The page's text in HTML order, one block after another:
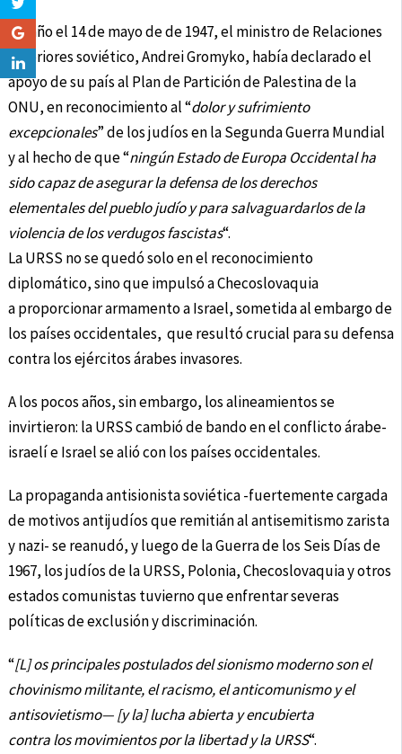
Un año el 14 de mayo de de 1947, el ministro de Relaciones
Exteriores soviético, Andrei Gromyko, había declarado el
apoyo de su país al Plan de Partición de Palestina de la
ONU, en reconocimiento al “dolor y sufrimiento
excepcionales” de los judíos en la Segunda Guerra Mundial
y al hecho de que “ningún Estado de Europa Occidental ha
sido capaz de asegurar la defensa de los derechos
elementales del pueblo judío y para salvaguardarlos de la
violencia de los verdugos fascistas“.
La URSS no se quedó solo en el reconocimiento
diplomático, sino que impulsó a Checoslovaquia
a proporcionar armamento a Israel, sometida al embargo de
los países occidentales, que resultó crucial para su defensa
contra los ejércitos árabes invasores.
A los pocos años, sin embargo, los alineamientos se
invirtieron: la URSS cambió de bando en el conflicto árabe-
israelí e Israel se alió con los países occidentales.
La propaganda antisionista soviética -fuertemente cargada
de motivos antijudíos que remitián al antisemitismo zarista
y nazi- se reanudó, y luego de la Guerra de los Seis Días de
1967, los judíos de la URSS, Polonia, Checoslovaquia y otros
estados comunistas tuvierno que enfrentar severas
políticas de exclusión y discriminación.
“[L] os principales postulados del sionismo moderno son el
chovinismo militante, el racismo, el anticomunismo y el
antisovietismo— [y la] lucha abierta y encubierta
contra los movimientos por la libertad y la URSS“.